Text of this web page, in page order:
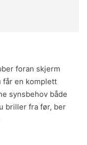
foran skjerm
får en komplett
synsbehov både
briller fra før, ber